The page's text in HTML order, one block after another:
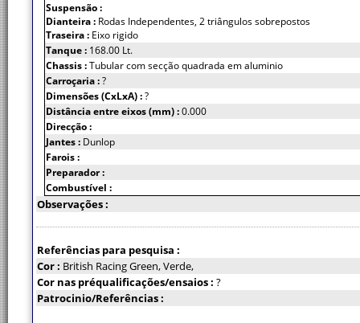
Suspensão :
Dianteira : Rodas Independentes, 2 triângulos sobrepostos
Traseira : Eixo rigido
Tanque : 168.00 Lt.
Chassis :Tubular com secção quadrada em aluminio
Carroçaria :?
Dimensões (CxLxA) :?
Distância entre eixos (mm) :0.000
Direcção :
Jantes : Dunlop
Farois :
Preparador :
Combustível :
Observações :
Referências para pesquisa :
Cor : British Racing Green, Verde,
Cor nas préqualificações/ensaios : ?
Patrocinio/Referências :